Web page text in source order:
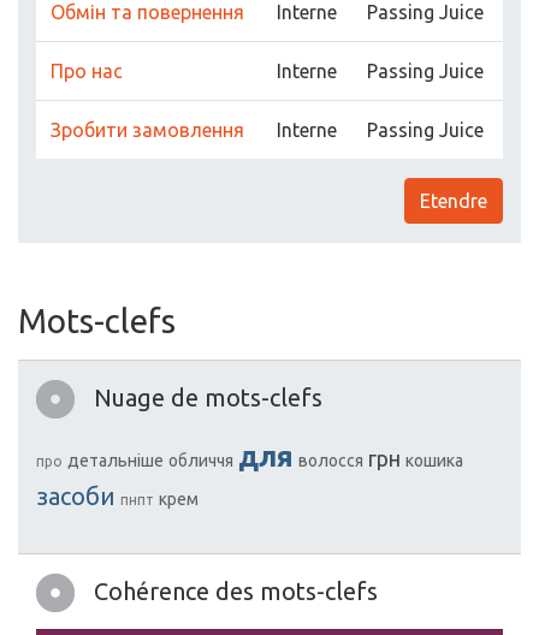
Обмін та повернення Interne Passing Juice
Про нас Interne Passing Juice
Зробити замовлення Interne Passing Juice
Etendre
Mots-clefs
Nuage de mots-clefs
про детальніше обличчя для волосся грн кошика
засоби пнпт крем
Cohérence des mots-clefs